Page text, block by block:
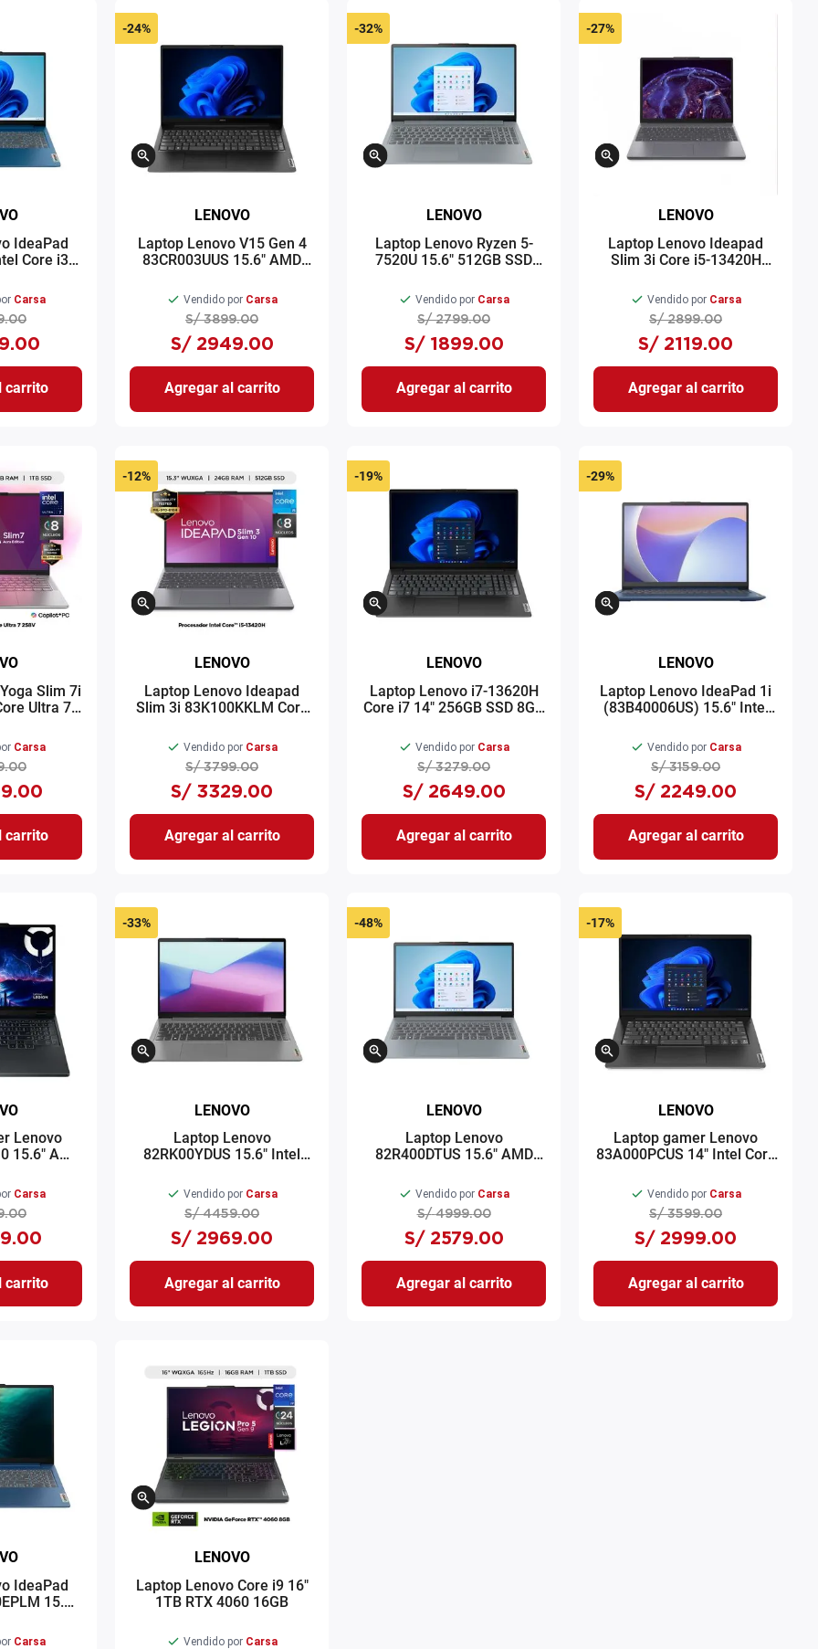
IdeaPad
Core i3-
Carsa
.00
.00
carrito
-24%
LENOVO
Laptop Lenovo V15 Gen 4
83CR003UUS 15.6" AMD
16GB RAM AMD Radeon
Graphics Windows 11 black
Vendido por Carsa
S/ 3899.00
S/ 2949.00
Agregar al carrito
-32%
LENOVO
Laptop Lenovo Ryzen 5-
7520U 15.6" 512GB SSD
Vendido por Carsa
S/ 2799.00
S/ 1899.00
Agregar al carrito
-27%
LENOVO
Laptop Lenovo Ideapad
Slim 3i Core i5-13420H
Vendido por Carsa
S/ 2899.00
S/ 2119.00
Agregar al carrito
Slim 7i
Ultra 7
Carsa
.00
.00
carrito
-12%
LENOVO
Laptop Lenovo Ideapad
Slim 3i 83K100KKLM Core
24GB RAM luna grey
Vendido por Carsa
S/ 3799.00
S/ 3329.00
Agregar al carrito
-19%
LENOVO
Laptop Lenovo i7-13620H
Core i7 14" 256GB SSD 8GB
Vendido por Carsa
S/ 3279.00
S/ 2649.00
Agregar al carrito
-29%
LENOVO
Laptop Lenovo IdeaPad 1i
(83B40006US) 15.6" Intel
RAM Windows 11 azul
Vendido por Carsa
S/ 3159.00
S/ 2249.00
Agregar al carrito
Lenovo
15.6" AMD
11 negro
Carsa
.00
.00
carrito
-33%
LENOVO
Laptop Lenovo
82RK00YDUS 15.6" Intel
RAM Windows 11 táctil gris
Vendido por Carsa
S/ 4459.00
S/ 2969.00
Agregar al carrito
-48%
LENOVO
Laptop Lenovo
82R400DTUS 15.6" AMD
RAM Intel UHD Windows 11
gris
Vendido por Carsa
S/ 4999.00
S/ 2579.00
Agregar al carrito
-17%
LENOVO
Laptop gamer Lenovo
83A000PCUS 14" Intel Core
Windows 11 negro
Vendido por Carsa
S/ 3599.00
S/ 2999.00
Agregar al carrito
IdeaPad
15.6"
Intel UHD
Carsa
LENOVO
Laptop Lenovo Core i9 16"
1TB RTX 4060 16GB
Vendido por Carsa